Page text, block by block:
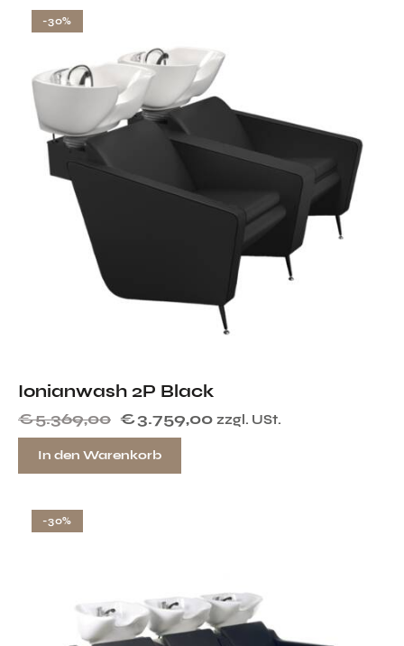
-30%
Ionianwash 2P Black
€5.369,00 €3.759,00 zzgl. USt.
In den Warenkorb
-30%